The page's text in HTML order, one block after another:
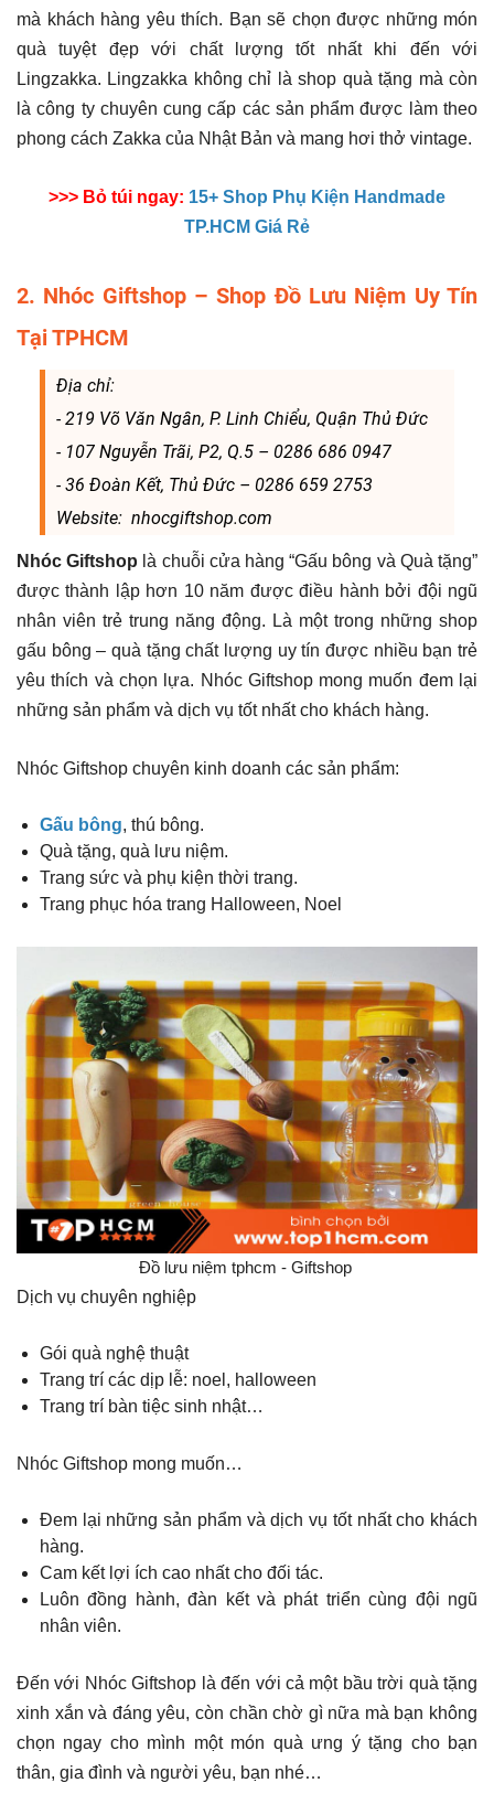
mà khách hàng yêu thích. Bạn sẽ chọn được những món
quà tuyệt đẹp với chất lượng tốt nhất khi đến với
Lingzakka. Lingzakka không chỉ là shop quà tặng mà còn
là công ty chuyên cung cấp các sản phẩm được làm theo
phong cách Zakka của Nhật Bản và mang hơi thở vintage.
>>> Bỏ túi ngay: 15+ Shop Phụ Kiện Handmade
TP.HCM Giá Rẻ
2. Nhóc Giftshop – Shop Đồ Lưu Niệm Uy Tín
Tại TPHCM
Địa chỉ:
- 219 Võ Văn Ngân, P. Linh Chiểu, Quận Thủ Đức
- 107 Nguyễn Trãi, P2, Q.5 – 0286 686 0947
- 36 Đoàn Kết, Thủ Đức – 0286 659 2753
Website: nhocgiftshop.com
Nhóc Giftshop là chuỗi cửa hàng “Gấu bông và Quà tặng”
được thành lập hơn 10 năm được điều hành bởi đội ngũ
nhân viên trẻ trung năng động. Là một trong những shop
gấu bông – quà tặng chất lượng uy tín được nhiều bạn trẻ
yêu thích và chọn lựa. Nhóc Giftshop mong muốn đem lại
những sản phẩm và dịch vụ tốt nhất cho khách hàng.
Nhóc Giftshop chuyên kinh doanh các sản phẩm:
Gấu bông, thú bông.
Quà tặng, quà lưu niệm.
Trang sức và phụ kiện thời trang.
Trang phục hóa trang Halloween, Noel
Đồ lưu niệm tphcm - Giftshop
Dịch vụ chuyên nghiệp
Gói quà nghệ thuật
Trang trí các dịp lễ: noel, halloween
Trang trí bàn tiệc sinh nhật…
Nhóc Giftshop mong muốn…
Đem lại những sản phẩm và dịch vụ tốt nhất cho khách
hàng.
Cam kết lợi ích cao nhất cho đối tác.
Luôn đồng hành, đàn kết và phát triển cùng đội ngũ
nhân viên.
Đến với Nhóc Giftshop là đến với cả một bầu trời quà tặng
xinh xắn và đáng yêu, còn chần chờ gì nữa mà bạn không
chọn ngay cho mình một món quà ưng ý tặng cho bạn
thân, gia đình và người yêu, bạn nhé…